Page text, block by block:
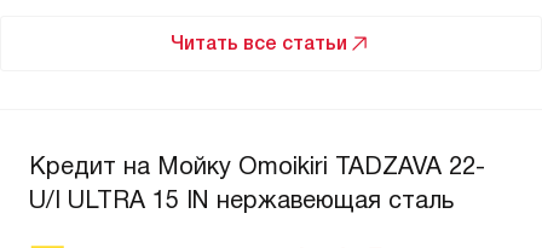
Читать все статьи
Кредит на Мойку Omoikiri TADZAVA 22-
U/I ULTRA 15 IN нержавеющая сталь